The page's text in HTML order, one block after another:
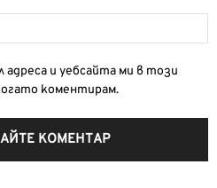
адреса и уебсайта ми в този
коментирам.